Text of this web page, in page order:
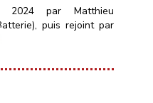
par Matthieu
puis rejoint par
est né d’une envie
groupe propose